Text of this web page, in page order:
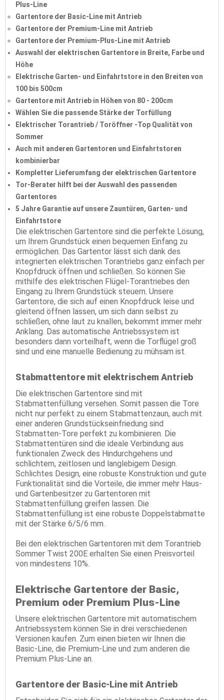
Plus-Line
Gartentore der Basic-Line mit Antrieb
Gartentore der Premium-Line mit Antrieb
Gartentore der Premium-Plus-Line mit Antrieb
Auswahl der elektrischen Gartentore in Breite, Farbe und
Höhe
Elektrische Garten- und Einfahrtstore in den Breiten von
100 bis 500cm
Gartentore mit Antrieb in Höhen von 80 - 200cm
Wählen Sie die passende Stärke der Torfüllung
Elektrischer Torantrieb / Toröffner -Top Qualität von
Sommer
Auch mit anderen Gartentoren und Einfahrtstoren
kombinierbar
Kompletter Lieferumfang der elektrischen Gartentore
Tor-Berater hilft bei der Auswahl des passenden
Gartentores
5 Jahre Garantie auf unsere Zauntüren, Garten- und
Einfahrtstore
Die elektrischen Gartentore sind die perfekte Lösung,
um Ihrem Grundstück einen bequemen Einfang zu
ermöglichen. Das Gartentor lässt sich dank des
integrierten elektrischen Torantriebs ganz einfach per
Knopfdruck öffnen und schließen. So können Sie
mithilfe des elektrischen Flügel-Torantriebes den
Eingang zu Ihrem Grundstück steuern. Unsere
Gartentore, die sich auf einen Knopfdruck leise und
gleitend öffnen lassen, um sich dann selbst zu
schließen, ohne laut zu knallen, bekommt immer mehr
Anklang. Das automatische Antriebssystem ist
besonders dann vorteilhaft, wenn die Torflügel groß
sind und eine manuelle Bedienung zu mühsam ist.
Stabmattentore mit elektrischem Antrieb
Die elektrischen Gartentore sind mit
Stabmattenfüllung versehen. Somit passen die Tore
nicht nur perfekt zu einem Stabmattenzaun, auch mit
einer anderen Grundstückseinfriedung sind
Stabmatten-Tore perfekt zu kombinieren. Die
Stabmattentüren sind die ideale Verbindung aus
funktionalen Zweck des Hindurchgehens und
schlichtem, zeitlosen und langlebigem Design.
Schlichtes Design, eine robuste Konstruktion und gute
Funktionalität sind die Vorteile, die immer mehr Haus-
und Gartenbesitzer zu Gartentoren mit
Stabmattenfüllung greifen lassen. Die
Stabmattenfüllung ist eine robuste Doppelstabmatte
mit der Stärke 6/5/6 mm.
Bei den elektrischen Gartentoren mit dem Torantrieb
Sommer Twist 200E erhalten Sie einen Preisvorteil
von mindestens 10%.
Elektrische Gartentore der Basic,
Premium oder Premium Plus-Line
Unsere elektrischen Gartentore mit automatischem
Antriebssystem können Sie in drei verschiedenen
Versionen kaufen. Zum einen bieten wir Ihnen die
Basic-Line, die Premium-Line und zum anderen die
Premium Plus-Line an.
Gartentore der Basic-Line mit Antrieb